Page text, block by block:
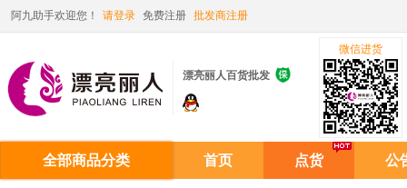
阿九助手欢迎您！ 请登录 免费注册 批发商注册
漂亮丽人百货批发 
微信进货
全部商品分类 首页 点货 公